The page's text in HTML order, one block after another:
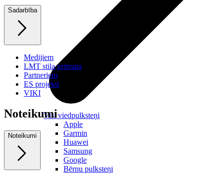
Visi viedpulksteņi
Apple
Garmin
Huawei
Samsung
Google
Bērnu pulksteņi
Sadarbība
Medijiem
LMT stila grāmata
Partneriem
ES projekti
VIKI
Noteikumi
Noteikumi